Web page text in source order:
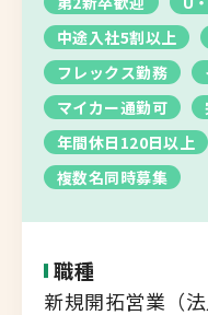
転職
よ
釧路・根室エリア
オホーツクエリア
後志エリア
胆振・日高エリア
道北・旭川エリア
稚内・留萌エリア
道南エリア
フルリモート
中途入社5割以上
フレックス勤務
マイカー通勤可
年間休日120日以上
複数名同時募集
職種
新規開拓営業（法